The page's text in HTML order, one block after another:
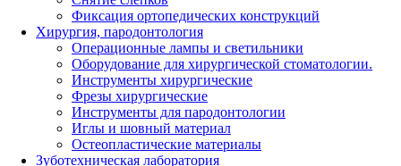
Фиксация ортопедических конструкций
Хирургия, пародонтология
Операционные лампы и светильники
Оборудование для хирургической стоматологии.
Инструменты хирургические
Фрезы хирургические
Инструменты для пародонтологии
Иглы и шовный материал
Остеопластические материалы
Зуботехническая лаборатория